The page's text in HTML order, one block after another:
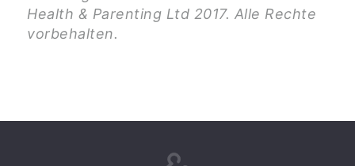
Health & Parenting Ltd 2017. Alle Rechte
vorbehalten.